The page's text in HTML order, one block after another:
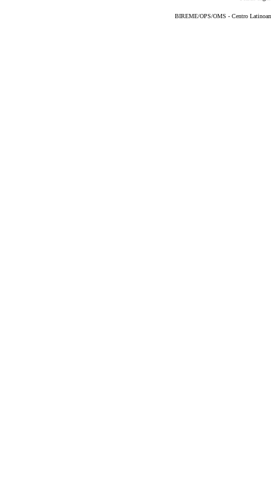
BIREME/OPS/OMS - Centro